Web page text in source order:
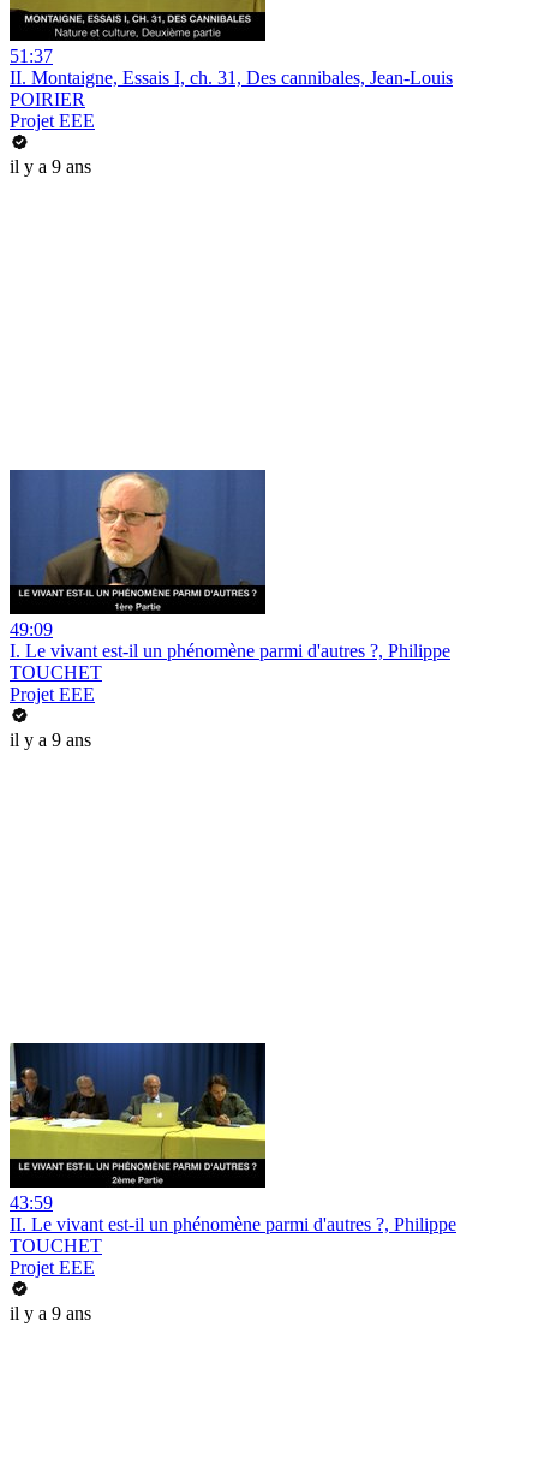
51:37
II. Montaigne, Essais I, ch. 31, Des cannibales, Jean-Louis
POIRIER
Projet EEE
il y a 9 ans
49:09
I. Le vivant est-il un phénomène parmi d'autres ?, Philippe
TOUCHET
Projet EEE
il y a 9 ans
43:59
II. Le vivant est-il un phénomène parmi d'autres ?, Philippe
TOUCHET
Projet EEE
il y a 9 ans